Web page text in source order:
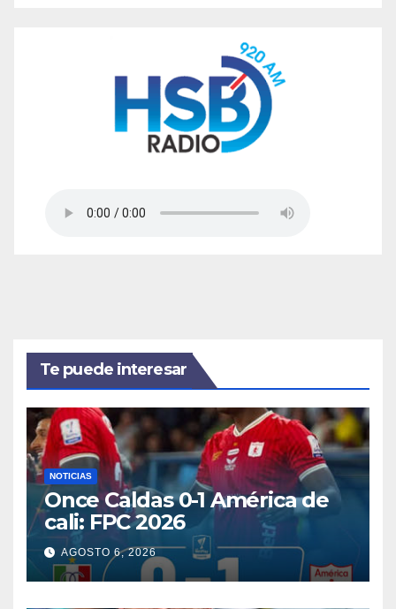
Te puede interesar
NOTICIAS
Once Caldas 0-1 América de
cali: FPC 2026
AGOSTO 6, 2026